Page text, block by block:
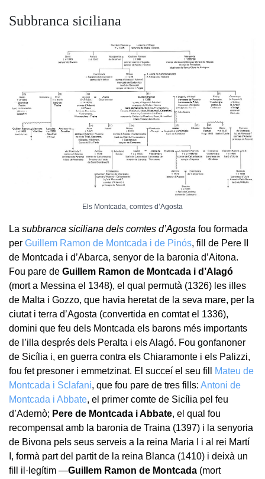
Subbranca siciliana
Els Montcada, comtes d’Agosta
La subbranca siciliana dels comtes d’Agosta fou formada
per Guillem Ramon de Montcada i de Pinós, fill de Pere II
de Montcada i d’Abarca, senyor de la baronia d’Aitona.
Fou pare de Guillem Ramon de Montcada i d’Alagó
(mort a Messina el 1348), el qual permutà (1326) les illes
de Malta i Gozzo, que havia heretat de la seva mare, per la
ciutat i terra d’Agosta (convertida en comtat el 1336),
domini que feu dels Montcada els barons més importants
de l’illa després dels Peralta i els Alagó. Fou gonfanoner
de Sicília i, en guerra contra els Chiaramonte i els Palizzi,
fou fet presoner i emmetzinat. El succeí el seu fill
Mateu de
Montcada i Sclafani, que fou pare de tres fills: Antoni de
Montcada i Abbate, el primer comte de Sicília pel feu
d’Adernò; Pere de Montcada i Abbate, el qual fou
recompensat amb la baronia de Traina (1397) i la senyoria
de Bivona pels seus serveis a la reina Maria I i al rei Martí
I, formà part del partit de la reina Blanca (1410) i deixà un
fill il·legítim —Guillem Ramon de Montcada (mort